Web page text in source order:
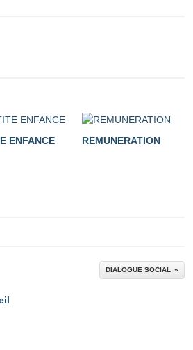
ENFANCE REMUNERATION
DIALOGUE SOCIAL